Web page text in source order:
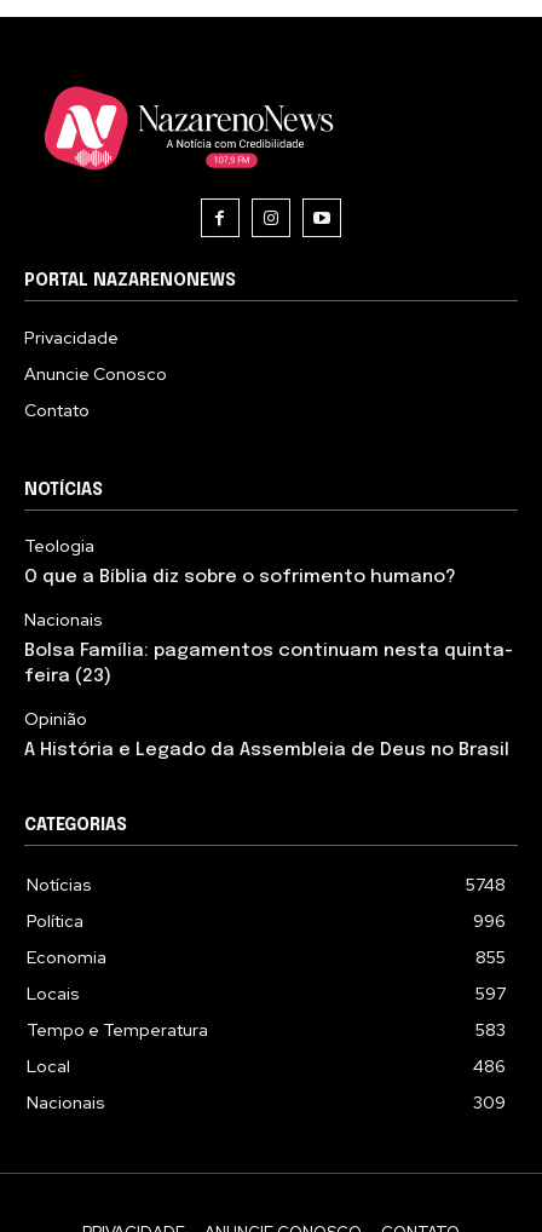
PORTAL NAZARENONEWS
Privacidade
Anuncie Conosco
Contato
NOTÍCIAS
Teologia
O que a Bíblia diz sobre o sofrimento humano?
Nacionais
Bolsa Família: pagamentos continuam nesta quinta-
feira (23)
Opinião
A História e Legado da Assembleia de Deus no Brasil
CATEGORIAS
Notícias
5748
Política
996
Economia
855
Locais
597
Tempo e Temperatura
583
Local
486
Nacionais
309